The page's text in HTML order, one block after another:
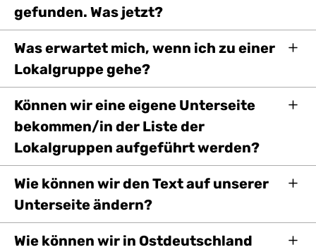
gefunden. Was jetzt?
Was erwartet mich, wenn ich zu einer
Lokalgruppe gehe?
Können wir eine eigene Unterseite
bekommen/in der Liste der
Lokalgruppen aufgeführt werden?
Wie können wir den Text auf unserer
Unterseite ändern?
Wie können wir in Ostdeutschland